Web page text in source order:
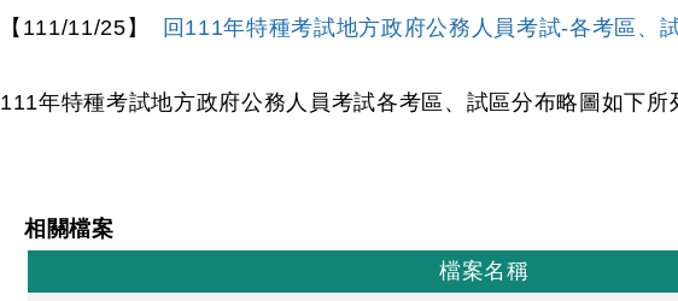
【111/11/25】 回111年特種考試地方政府公務人員考試-各考區、
111年特種考試地方政府公務人員考試各考區、試區分布略圖如下
相關檔案
檔案名稱